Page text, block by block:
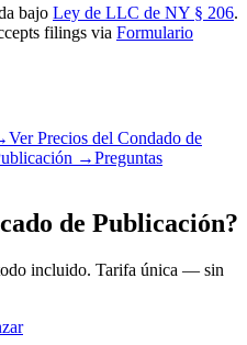
bajo Ley de LLC de NY § 206.
filings via Formulario
Ver Precios del Condado de
→Preguntas
de Publicación?
incluido. Tarifa única — sin